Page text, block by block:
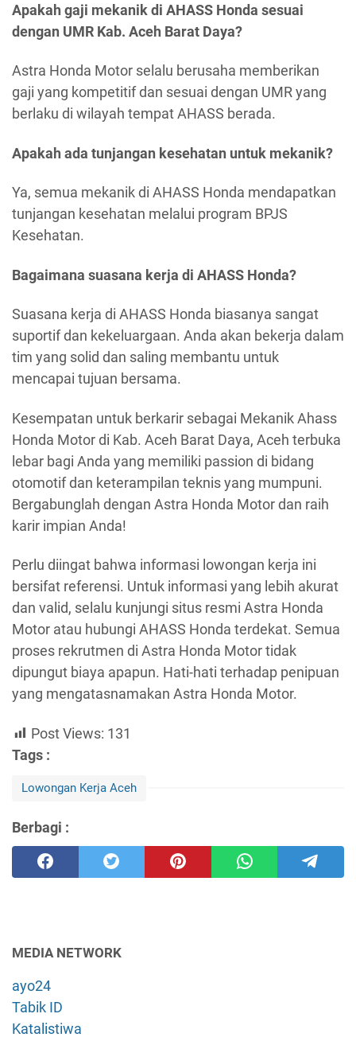
Apakah gaji mekanik di AHASS Honda sesuai
dengan UMR Kab. Aceh Barat Daya?
Astra Honda Motor selalu berusaha memberikan
gaji yang kompetitif dan sesuai dengan UMR yang
berlaku di wilayah tempat AHASS berada.
Apakah ada tunjangan kesehatan untuk mekanik?
Ya, semua mekanik di AHASS Honda mendapatkan
tunjangan kesehatan melalui program BPJS
Kesehatan.
Bagaimana suasana kerja di AHASS Honda?
Suasana kerja di AHASS Honda biasanya sangat
suportif dan kekeluargaan. Anda akan bekerja dalam
tim yang solid dan saling membantu untuk
mencapai tujuan bersama.
Kesempatan untuk berkarir sebagai Mekanik Ahass
Honda Motor di Kab. Aceh Barat Daya, Aceh terbuka
lebar bagi Anda yang memiliki passion di bidang
otomotif dan keterampilan teknis yang mumpuni.
Bergabunglah dengan Astra Honda Motor dan raih
karir impian Anda!
Perlu diingat bahwa informasi lowongan kerja ini
bersifat referensi. Untuk informasi yang lebih akurat
dan valid, selalu kunjungi situs resmi Astra Honda
Motor atau hubungi AHASS Honda terdekat. Semua
proses rekrutmen di Astra Honda Motor tidak
dipungut biaya apapun. Hati-hati terhadap penipuan
yang mengatasnamakan Astra Honda Motor.
Post Views: 131
Tags :
Lowongan Kerja Aceh
Berbagi :
MEDIA NETWORK
ayo24
Tabik ID
Katalistiwa